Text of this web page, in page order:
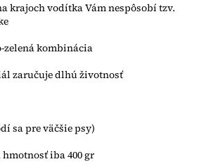
krajoch vodítka Vám nespôsobí tzv.
zelená kombinácia
zaručuje dlhú životnosť
sa pre väčšie psy)
iba 400 gr